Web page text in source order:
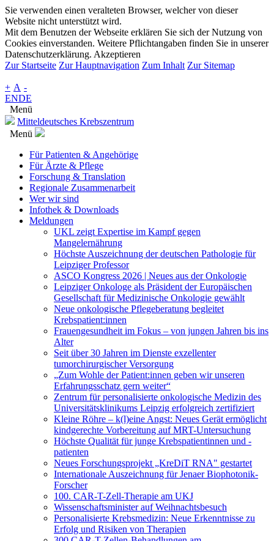
Sie verwenden einen veralteten Browser, welcher von dieser
Website nicht unterstützt wird.
Mit dem Benutzen der Webseite erklären Sie sich der Nutzung von
Cookies einverstanden. Weitere Pflichtangaben finden Sie in unserer
Datenschutzerklärung. Akzeptieren
Zur Startseite Zur Hauptnavigation Zum Inhalt Zur Sitemap
+ A -
ENDE
Menü
Mitteldeutsches Krebszentrum
Menü
Für Patienten & Angehörige
Für Ärzte & Pflege
Forschung & Translation
Regionale Zusammenarbeit
Wer wir sind
Infothek & Downloads
Meldungen
UKL zeigt Expertise im Kampf gegen
Mangelernährung
Höchste Auszeichnung der deutschen Pathologie für
Leipziger Professor
ASCO Kongress 2026 | Neues aus der Onkologie
Leipziger Onkologe als Präsident der Europäischen
Gesellschaft für Medizinische Onkologie gewählt
Neue onkologische Pflegeberatung begleitet
Krebspatient:innen
Frauengesundheit im Fokus – von jungen Jahren bis ins
Alter
Seit über 30 Jahren im Dienste exzellenter
tumorchirurgischer Versorgung
„Zum Wohle der Patient:innen geben wir unseren
Erfahrungsschatz gern weiter“
Zentrum für personalisierte onkologische Medizin des
Universitätsklinikums Leipzig erfolgreich zertifiziert
Kleine Röhre – k(l)eine Angst: Neues Gerät ermöglicht
kindgerechte Vorbereitung auf MRT-Untersuchung
Höchste Qualität für junge Krebspatientinnen und -
patienten
Neues Forschungsprojekt „KreDiT RNA" gestartet
Internationale Auszeichnung für Jenaer Biophotonik-
Forscher
100. CAR-T-Zell-Therapie am UKJ
Wissenschaftsminister auf Weihnachtsbesuch
Personalisierte Krebsmedizin: Neue Erkenntnisse zu
Erfolg und Risiken von Therapien